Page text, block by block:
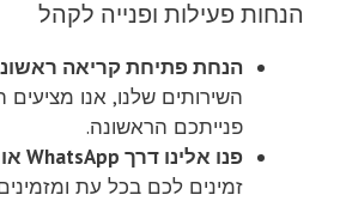
הנחות פעילות ופנייה לקהל
הנחת פתיחת קריאה
השירותים שלנו, אנו
פנייתכם הראשונה.
פנו אלינו דרך WhatsApp או בטלפון
זמינים לכם בכל עת